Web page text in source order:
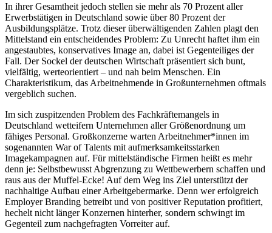
In ihrer Gesamtheit jedoch stellen sie mehr als 70 Prozent aller
Erwerbstätigen in Deutschland sowie über 80 Prozent der
Ausbildungsplätze. Trotz dieser überwältigenden Zahlen plagt den
Mittelstand ein entscheidendes Problem: Zu Unrecht haftet ihm ein
angestaubtes, konservatives Image an, dabei ist Gegenteiliges der
Fall. Der Sockel der deutschen Wirtschaft präsentiert sich bunt,
vielfältig, werteorientiert – und nah beim Menschen. Ein
Charakteristikum, das Arbeitnehmende in Großunternehmen oftmals
vergeblich suchen.
Im sich zuspitzenden Problem des Fachkräftemangels in
Deutschland wetteifern Unternehmen aller Größenordnung um
fähiges Personal. Großkonzerne warten Arbeitnehmer*innen im
sogenannten War of Talents mit aufmerksamkeitsstarken
Imagekampagnen auf. Für mittelständische Firmen heißt es mehr
denn je: Selbstbewusst Abgrenzung zu Wettbewerbern schaffen und
raus aus der Muffel-Ecke! Auf dem Weg ins Ziel unterstützt der
nachhaltige Aufbau einer Arbeitgebermarke. Denn wer erfolgreich
Employer Branding betreibt und von positiver Reputation profitiert,
hechelt nicht länger Konzernen hinterher, sondern schwingt im
Gegenteil zum nachgefragten Vorreiter auf.